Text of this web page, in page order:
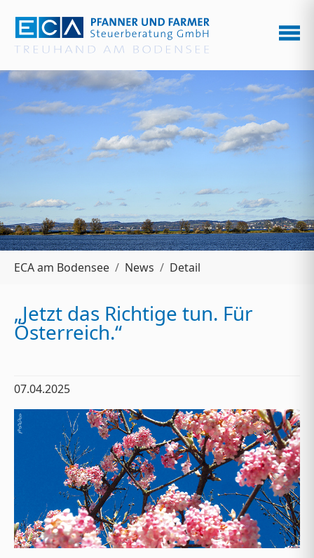
ECA am Bodensee News Detail
„Jetzt das Richtige tun. Für
Österreich.“
07.04.2025